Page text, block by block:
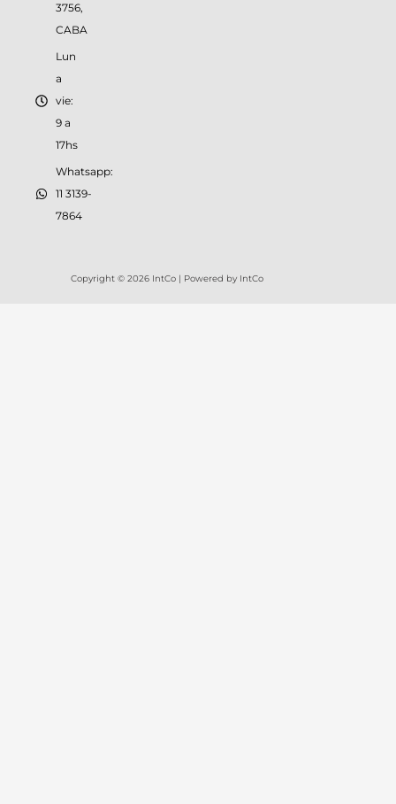
3756,
CABA
Lun
a
vie:
9 a
17hs
Whatsapp:
11 3139-
7864
Copyright © 2026 IntCo | Powered by IntCo